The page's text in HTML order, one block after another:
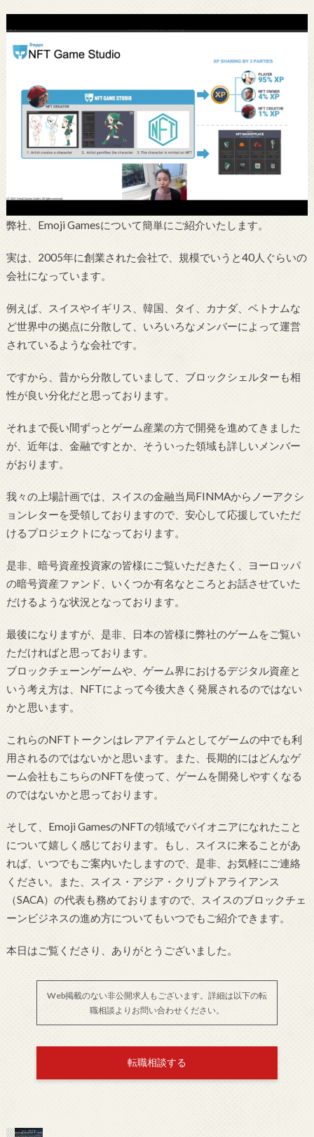
弊社、Emoji Gamesについて簡単にご紹介いたします。
実は、2005年に創業された会社で、規模でいうと40人ぐらいの
会社になっています。
例えば、スイスやイギリス、韓国、タイ、カナダ、ベトナムな
ど世界中の拠点に分散して、いろいろなメンバーによって運営
されているような会社です。
ですから、昔から分散していまして、ブロックシェルターも相
性が良い分化だと思っております。
それまで長い間ずっとゲーム産業の方で開発を進めてきました
が、近年は、金融ですとか、そういった領域も詳しいメンバー
がおります。
我々の上場計画では、スイスの金融当局FINMAからノーアクシ
ョンレターを受領しておりますので、安心して応援していただ
けるプロジェクトになっております。
是非、暗号資産投資家の皆様にご覧いただきたく、ヨーロッパ
の暗号資産ファンド、いくつか有名なところとお話させていた
だけるような状況となっております。
最後になりますが、是非、日本の皆様に弊社のゲームをご覧い
ただければと思っております。
ブロックチェーンゲームや、ゲーム界におけるデジタル資産と
いう考え方は、NFTによって今後大きく発展されるのではない
かと思います。
これらのNFTトークンはレアアイテムとしてゲームの中でも利
用されるのではないかと思います。また、長期的にはどんなゲ
ーム会社もこちらのNFTを使って、ゲームを開発しやすくなる
のではないかと思っております。
そして、Emoji GamesのNFTの領域でパイオニアになれたこと
について嬉しく感じております。もし、スイスに来ることがあ
れば、いつでもご案内いたしますので、是非、お気軽にご連絡
ください。また、スイス・アジア・クリプトアライアンス
（SACA）の代表も務めておりますので、スイスのブロックチェ
ーンビジネスの進め方についてもいつでもご紹介できます。
本日はご覧くださり、ありがとうございました。
Web掲載のない非公開求人もございます。詳細は以下の転
職相談よりお問い合わせください。
転職相談する